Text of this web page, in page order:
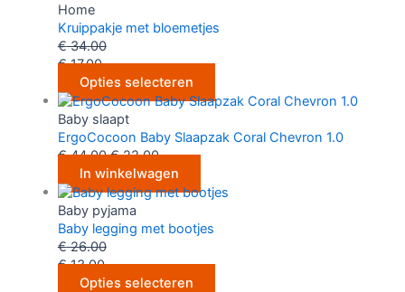
Home
Kruippakje met bloemetjes
€34.00
€17.00
Opties selecteren
Baby slaapt
ErgoCocoon Baby Slaapzak Coral Chevron 1.0
€44.00 €22.00
In winkelwagen
Baby pyjama
Baby legging met bootjes
€26.00
€13.00
Opties selecteren